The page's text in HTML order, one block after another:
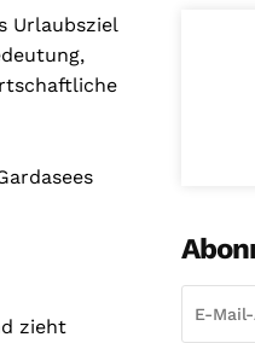
Urlaubsziel
zieht